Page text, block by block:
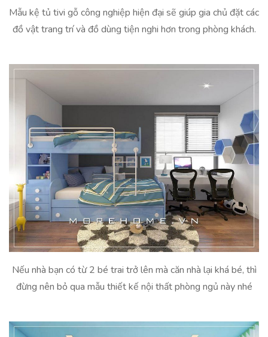
Mẫu kệ tủ tivi gỗ công nghiệp hiện đại sẽ giúp gia chủ đặt các
đồ vật trang trí và đồ dùng tiện nghi hơn trong phòng khách.
Nếu nhà bạn có từ 2 bé trai trở lên mà căn nhà lại khá bé, thì
đừng nên bỏ qua mẫu thiết kế nội thất phòng ngủ này nhé